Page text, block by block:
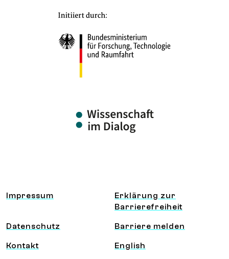
Information und Service
Impressum
Erklärung zur
Barrierefreiheit
Datenschutz Barriere melden
Kontakt English